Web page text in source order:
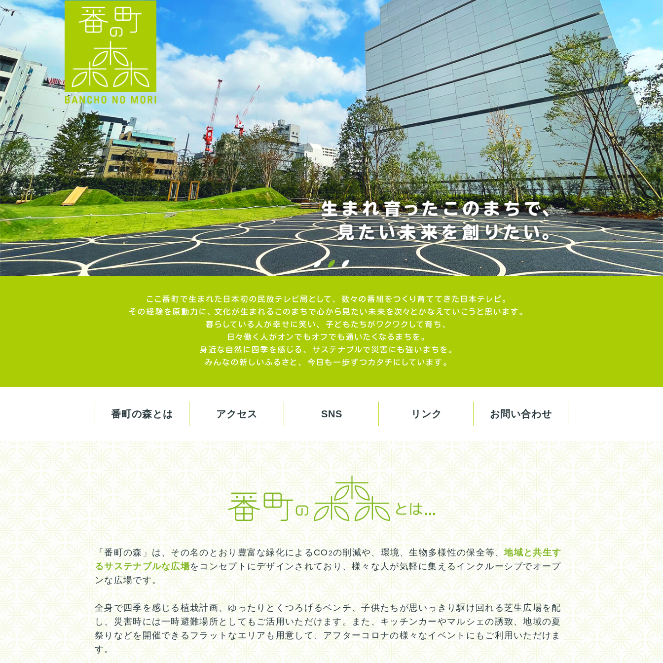
番町の森とは アクセス SNS リンク お問い合わせ
「番町の森」は、その名のとおり豊富な緑化によるCO2の削減や、環境、生物多様性の保全等、地域と共生す
るサステナブルな広場をコンセプトにデザインされており、様々な人が気軽に集えるインクルーシブでオープ
ンな広場です。
全身で四季を感じる植栽計画、ゆったりとくつろげるベンチ、子供たちが思いっきり駆け回れる芝生広場を配
し、災害時には一時避難場所としてもご活用いただけます。また、キッチンカーやマルシェの誘致、地域の夏
祭りなどを開催できるフラットなエリアも用意して、アフターコロナの様々なイベントにもご利用いただけま
す。